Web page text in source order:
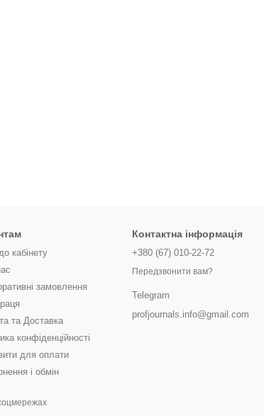
кабінету
замовлення
та Доставка
конфіденційності
для оплати
і обмін
Контактна інформація
+380 (67) 010-22-72
Передзвонити вам?
Telegram
profjournals.info@gmail.com